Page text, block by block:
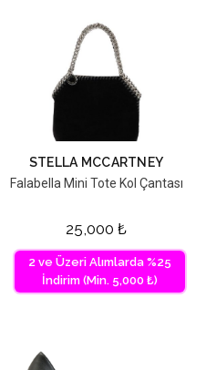
STELLA MCCARTNEY
Falabella Mini Tote Kol Çantası
25,000 ₺
2 ve Üzeri Alımlarda %25
İndirim (Min. 5,000 ₺)